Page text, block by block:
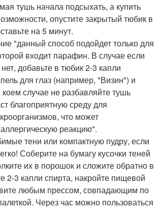
тушь начала подсыхать, а купить
опустите закрытый тюбик в
на 5 минут.
"данный способ подойдет только для
входит парафин. В случае если
добавьте в тюбик 2-3 капли
для глаз (например, "Визин") и
случае не разбавляйте тушь
благоприятную среду для
что может
реакцию".
тени или компактную пудру, если
Соберите на бумагу кусочки теней
их в порошок и сложите обратно в
2-3 капли спирта, накройте пищевой
любым прессом, совпадающим по
Через час можно пользоваться